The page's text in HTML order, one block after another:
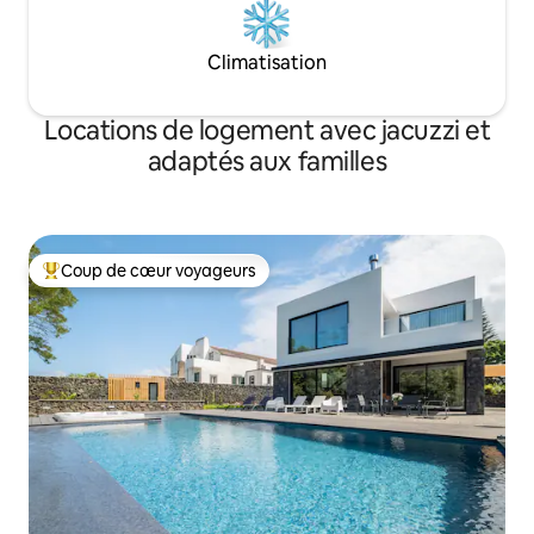
Climatisation
Locations de logement avec jacuzzi et
adaptés aux familles
Coups de cœur voyageurs les plus appréciés
Coup de cœur voyageurs